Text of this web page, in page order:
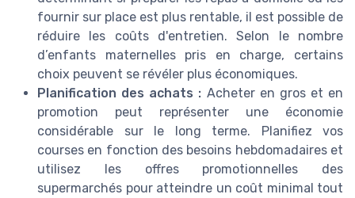
fournir sur place est plus rentable, il est possible de
réduire les coûts d'entretien. Selon le nombre
d’enfants maternelles pris en charge, certains
choix peuvent se révéler plus économiques.
Planification des achats : Acheter en gros et en
promotion peut représenter une économie
considérable sur le long terme. Planifiez vos
courses en fonction des besoins hebdomadaires et
utilisez les offres promotionnelles des
supermarchés pour atteindre un coût minimal tout